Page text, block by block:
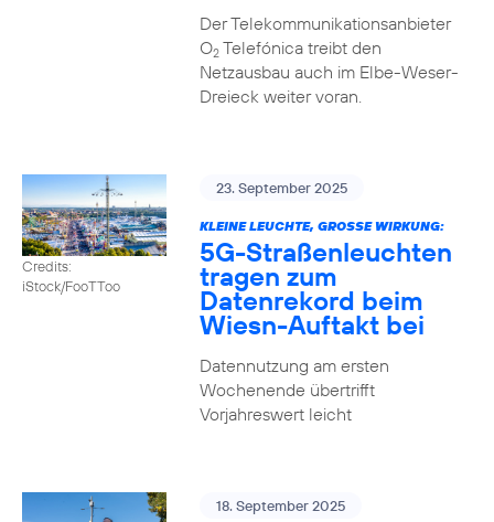
Der Telekommunikationsanbieter
O2Telefónica treibt den
Netzausbau auch im Elbe-Weser-
Dreieck weiter voran.
Credits:
iStock/FooTToo
23. September 2025
KLEINE LEUCHTE, GROSSE WIRKUNG:
5G-Straßenleuchten
tragen zum
Datenrekord beim
Wiesn-Auftakt bei
Datennutzung am ersten
Wochenende übertrifft
Vorjahreswert leicht
18. September 2025